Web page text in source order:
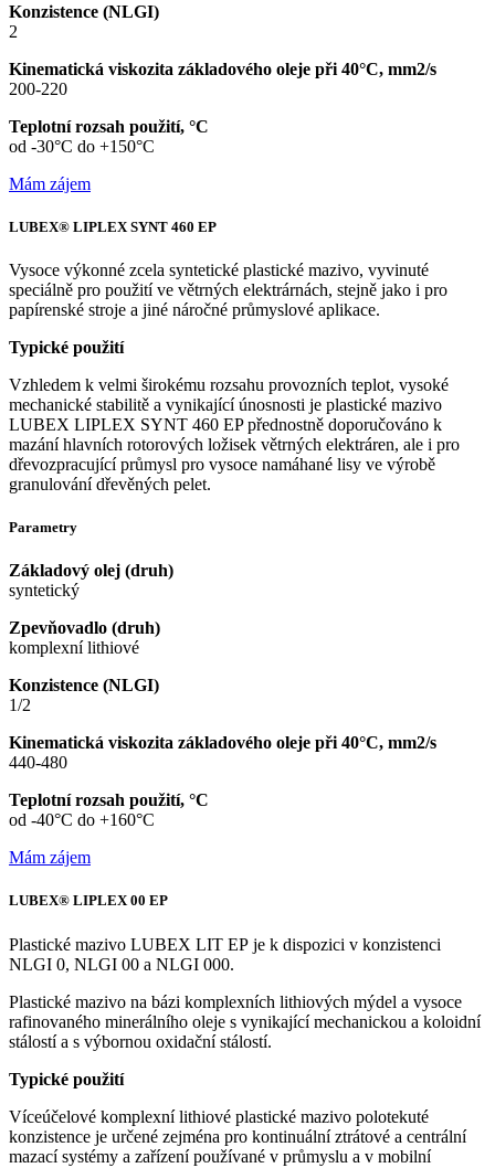
Konzistence (NLGI)
2
Kinematická viskozita základového oleje při 40°C, mm2/s
200-220
Teplotní rozsah použití, °C
od -30°C do +150°C
Mám zájem
LUBEX® LIPLEX SYNT 460 EP
Vysoce výkonné zcela syntetické plastické mazivo, vyvinuté
speciálně pro použití ve větrných elektrárnách, stejně jako i pro
papírenské stroje a jiné náročné průmyslové aplikace.
Typické použití
Vzhledem k velmi širokému rozsahu provozních teplot, vysoké
mechanické stabilitě a vynikající únosnosti je plastické mazivo
LUBEX LIPLEX SYNT 460 EP přednostně doporučováno k
mazání hlavních rotorových ložisek větrných elektráren, ale i pro
dřevozpracující průmysl pro vysoce namáhané lisy ve výrobě
granulování dřevěných pelet.
Parametry
Základový olej (druh)
syntetický
Zpevňovadlo (druh)
komplexní lithiové
Konzistence (NLGI)
1/2
Kinematická viskozita základového oleje při 40°C, mm2/s
440-480
Teplotní rozsah použití, °C
od -40°C do +160°C
Mám zájem
LUBEX® LIPLEX 00 EP
Plastické mazivo LUBEX LIT EP je k dispozici v konzistenci
NLGI 0, NLGI 00 a NLGI 000.
Plastické mazivo na bázi komplexních lithiových mýdel a vysoce
rafinovaného minerálního oleje s vynikající mechanickou a koloidní
stálostí a s výbornou oxidační stálostí.
Typické použití
Víceúčelové komplexní lithiové plastické mazivo polotekuté
konzistence je určené zejména pro kontinuální ztrátové a centrální
mazací systémy a zařízení používané v průmyslu a v mobilní